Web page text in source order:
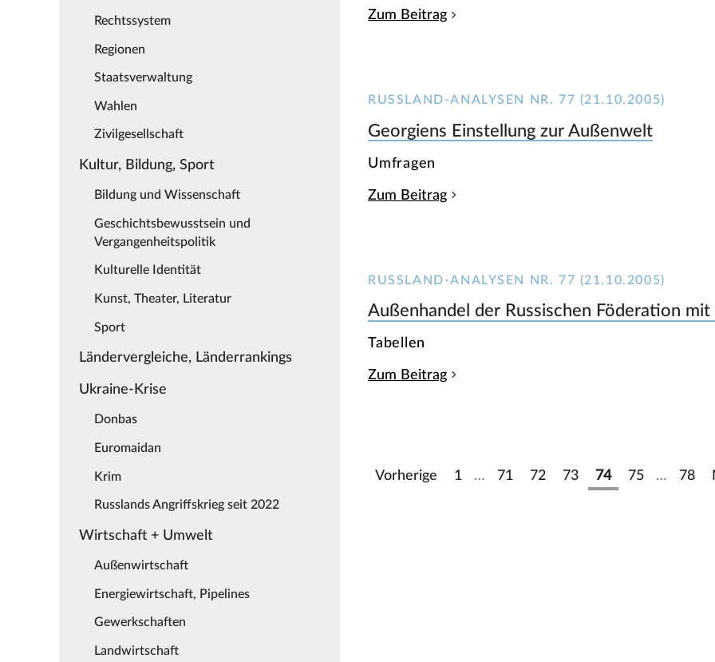
Rechtssystem
Regionen
Staatsverwaltung
Wahlen
Zivilgesellschaft
Kultur, Bildung, Sport
Bildung und Wissenschaft
Geschichtsbewusstsein und
Vergangenheitspolitik
Kulturelle Identität
Kunst, Theater, Literatur
Sport
Ländervergleiche, Länderrankings
Ukraine-Krise
Donbas
Euromaidan
Krim
Russlands Angriffskrieg seit 2022
Wirtschaft + Umwelt
Außenwirtschaft
Energiewirtschaft, Pipelines
Gewerkschaften
Landwirtschaft
Zum Beitrag
RUSSLAND-ANALYSEN NR. 77 (21.10.2005)
Georgiens Einstellung zur Außenwelt
Umfragen
Zum Beitrag
RUSSLAND-ANALYSEN NR. 77 (21.10.2005)
Außenhandel der Russischen Föderation mit
Tabellen
Zum Beitrag
Vorherige 1 … 71 72 73 74 75 … 78